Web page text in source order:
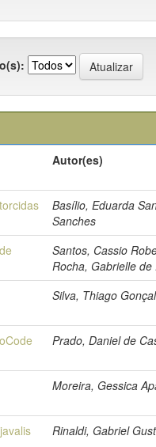
Autor(es)
Basílio, Eduarda
Sanches
Santos, Cassio
Rocha, Gabrielle de
Silva, Thiago
Prado, Daniel de
Moreira, Gessica
Rinaldi, Gabriel